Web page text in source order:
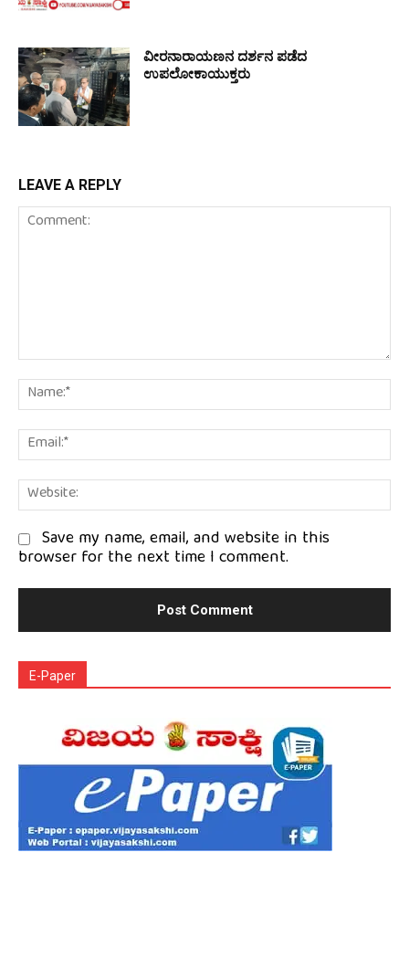
ವೀರನಾರಾಯಣನ ದರ್ಶನ ಪಡೆದ
ಉಪಲೋಕಾಯುಕ್ತರು
LEAVE A REPLY
Comment:
Save my name, email, and website in this
browser for the next time I comment.
E-Paper